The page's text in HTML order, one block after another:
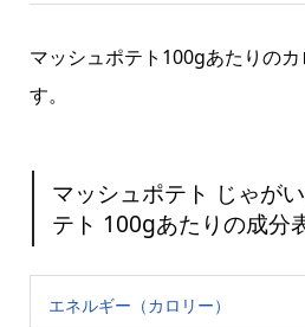
マッシュポテト100gあたりの
す。
マッシュポテト じゃが
テト 100gあたりの成分
エネルギー（カロリー）